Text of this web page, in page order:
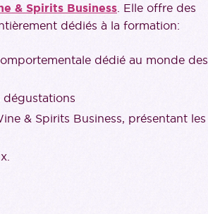
& Spirits Business. Elle offre des
dédiés à la formation:
dédié au monde des
dégustations
& Spirits Business, présentant les